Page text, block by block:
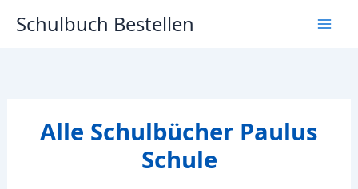
InhaltSchulbuch Bestellen
Alle Schulbücher Paulus
Schule